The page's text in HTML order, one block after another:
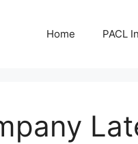
Home PACL